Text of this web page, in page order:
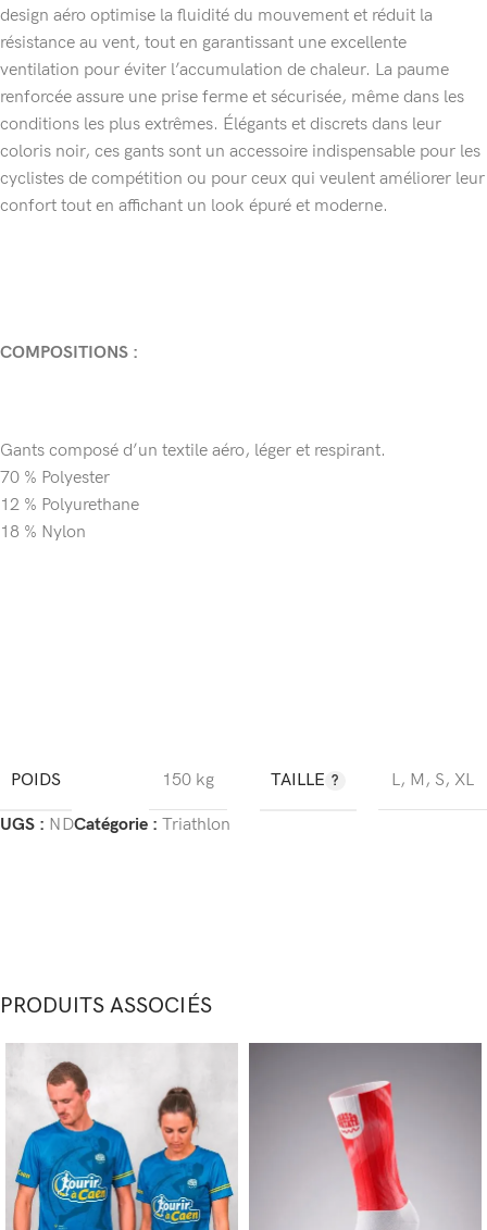
design aéro optimise la fluidité du mouvement et réduit la
résistance au vent, tout en garantissant une excellente
ventilation pour éviter l’accumulation de chaleur. La paume
renforcée assure une prise ferme et sécurisée, même dans les
conditions les plus extrêmes. Élégants et discrets dans leur
coloris noir, ces gants sont un accessoire indispensable pour les
cyclistes de compétition ou pour ceux qui veulent améliorer leur
confort tout en affichant un look épuré et moderne.
COMPOSITIONS :
Gants composé d’un textile aéro, léger et respirant.
70 % Polyester
12 % Polyurethane
18 % Nylon
POIDS 150 kg TAILLE L, M, S, XL
UGS : NDCatégorie : Triathlon
PRODUITS ASSOCIÉS